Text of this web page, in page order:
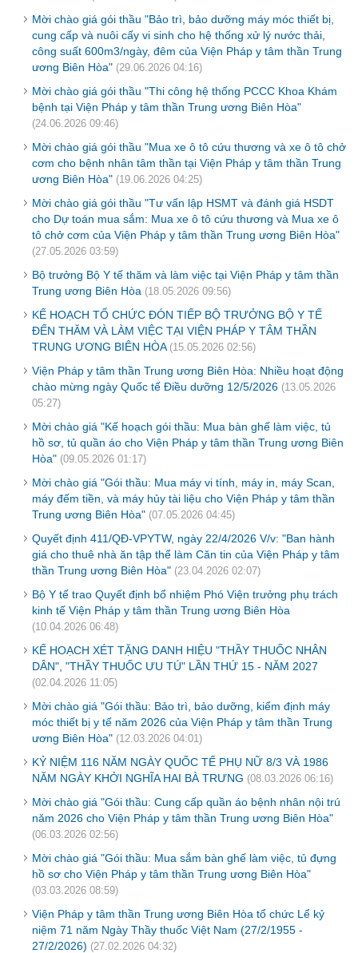
Mời chào giá gói thầu "Bảo trì, bảo dưỡng máy móc thiết bị,
cung cấp và nuôi cấy vi sinh cho hệ thống xử lý nước thải,
công suất 600m3/ngày, đêm của Viện Pháp y tâm thần Trung
ương Biên Hòa" (29.06.2026 04:16)
Mời chào giá gói thầu "Thi công hệ thống PCCC Khoa Khám
bệnh tại Viện Pháp y tâm thần Trung ương Biên Hòa"
(24.06.2026 09:46)
Mời chào giá gói thầu "Mua xe ô tô cứu thương và xe ô tô chở
cơm cho bệnh nhân tâm thần tại Viện Pháp y tâm thần Trung
ương Biên Hòa" (19.06.2026 04:25)
Mời chào giá gói thầu "Tư vấn lập HSMT và đánh giá HSDT
cho Dự toán mua sắm: Mua xe ô tô cứu thương và Mua xe ô
tô chở cơm của Viện Pháp y tâm thần Trung ương Biên Hòa"
(27.05.2026 03:59)
Bộ trưởng Bộ Y tế thăm và làm việc tại Viện Pháp y tâm thần
Trung ương Biên Hòa (18.05.2026 09:56)
KẾ HOẠCH TỔ CHỨC ĐÓN TIẾP BỘ TRƯỞNG BỘ Y TẾ
ĐẾN THĂM VÀ LÀM VIỆC TẠI VIỆN PHÁP Y TÂM THẦN
TRUNG ƯƠNG BIÊN HÒA (15.05.2026 02:56)
Viện Pháp y tâm thần Trung ương Biên Hòa: Nhiều hoạt động
chào mừng ngày Quốc tế Điều dưỡng 12/5/2026 (13.05.2026
05:27)
Mời chào giá "Kế hoạch gói thầu: Mua bàn ghế làm việc, tủ
hồ sơ, tủ quần áo cho Viện Pháp y tâm thần Trung ương Biên
Hòa" (09.05.2026 01:17)
Mời chào giá "Gói thầu: Mua máy vi tính, máy in, máy Scan,
máy đếm tiền, và máy hủy tài liệu cho Viện Pháp y tâm thần
Trung ương Biên Hòa" (07.05.2026 04:45)
Quyết định 411/QĐ-VPYTW, ngày 22/4/2026 V/v: "Ban hành
giá cho thuê nhà ăn tập thể làm Căn tin của Viện Pháp y tâm
thần Trung ương Biên Hòa" (23.04.2026 02:07)
Bộ Y tế trao Quyết định bổ nhiệm Phó Viện trưởng phụ trách
kinh tế Viện Pháp y tâm thần Trung ương Biên Hòa
(10.04.2026 06:48)
KẾ HOẠCH XÉT TẶNG DANH HIỆU "THẦY THUỐC NHÂN
DÂN", "THẦY THUỐC ƯU TÚ" LẦN THỨ 15 - NĂM 2027
(02.04.2026 11:05)
Mời chào giá "Gói thầu: Bảo trì, bảo dưỡng, kiểm định máy
móc thiết bị y tế năm 2026 của Viện Pháp y tâm thần Trung
ương Biên Hòa" (12.03.2026 04:01)
KỶ NIỆM 116 NĂM NGÀY QUỐC TẾ PHỤ NỮ 8/3 VÀ 1986
NĂM NGÀY KHỞI NGHĨA HAI BÀ TRƯNG (08.03.2026 06:16)
Mời chào giá "Gói thầu: Cung cấp quần áo bệnh nhân nội trú
năm 2026 cho Viện Pháp y tâm thần Trung ương Biên Hòa"
(06.03.2026 02:56)
Mời chào giá "Gói thầu: Mua sắm bàn ghế làm việc, tủ đựng
hồ sơ cho Viện Pháp y tâm thần Trung ương Biên Hòa"
(03.03.2026 08:59)
Viện Pháp y tâm thần Trung ương Biên Hòa tổ chức Lể kỷ
niệm 71 năm Ngày Thầy thuốc Việt Nam (27/2/1955 -
27/2/2026) (27.02.2026 04:32)